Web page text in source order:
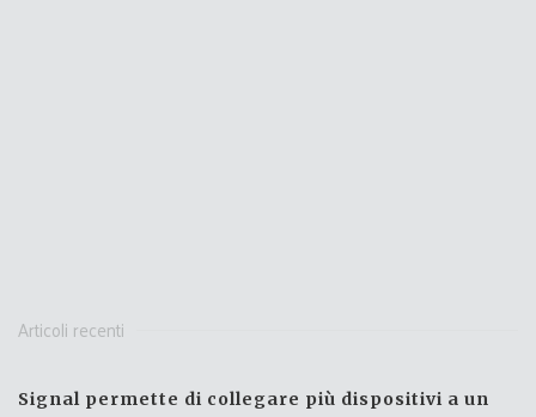
Articoli recenti
Signal permette di collegare più dispositivi a un